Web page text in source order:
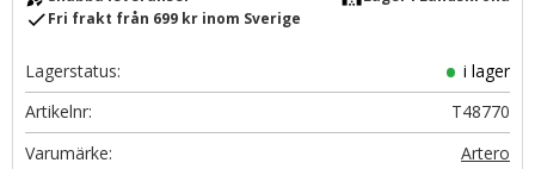
checkFri frakt från 699 kr inom Sverige
Lagerstatus
i lager
Artikelnr
T48770
Artero